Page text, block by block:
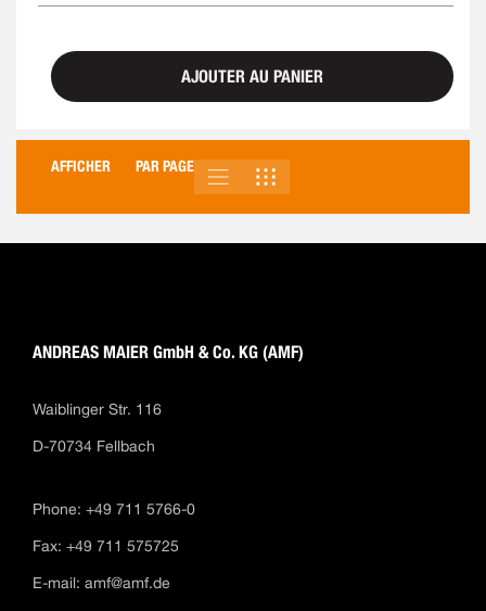
AJOUTER AU PANIER
AFFICHER PAR PAGE
AFFICHER
EN
LISTE
ANDREAS MAIER GmbH & Co. KG (AMF)
Waiblinger Str. 116
D-70734 Fellbach
Phone: +49 711 5766-0
Fax: +49 711 575725
E-mail: amf@amf.de